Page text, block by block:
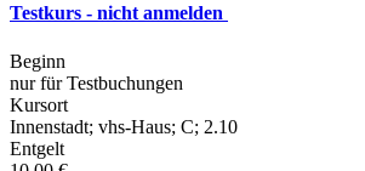
Testkurs - nicht anmelden
Beginn
nur für Testbuchungen
Kursort
Innenstadt; vhs-Haus; C; 2.10
Entgelt